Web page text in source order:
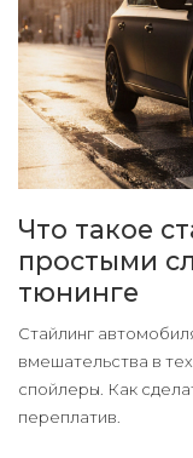
Что такое
простыми
тюнинге
Стайлинг
вмешательства в
спойлеры. Как
переплатив.